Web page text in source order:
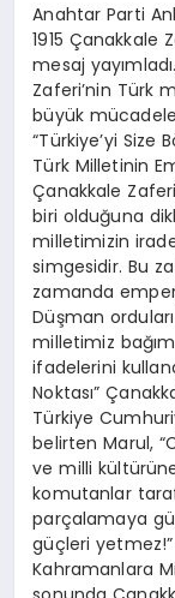
Anahtar Parti
1915 Çanakkale
mesaj
Zaferi’nin Türk
büyük
“Türkiye’yi Size
Türk Milletinin
Çanakkale
biri olduğuna
milletimizin
simgesidir. Bu
zamanda
Düşman
milletimiz
ifadelerini
Noktası”
Türkiye
belirten Marul,
ve milli
komutanlar
parçalamaya
güçleri
Kahramanlara